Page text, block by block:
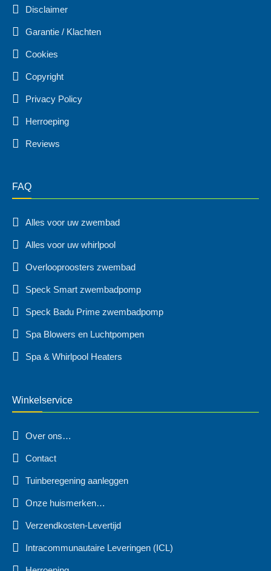
Disclaimer
Garantie / Klachten
Cookies
Copyright
Privacy Policy
Herroeping
Reviews
FAQ
Alles voor uw zwembad
Alles voor uw whirlpool
Overlooproosters zwembad
Speck Smart zwembadpomp
Speck Badu Prime zwembadpomp
Spa Blowers en Luchtpompen
Spa & Whirlpool Heaters
Winkelservice
Over ons…
Contact
Tuinberegening aanleggen
Onze huismerken…
Verzendkosten-Levertijd
Intracommunautaire Leveringen (ICL)